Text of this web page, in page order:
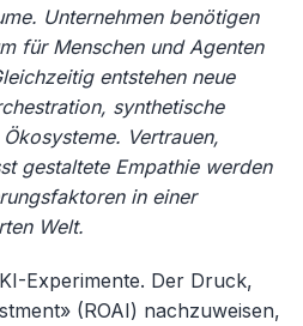
Unternehmen benötigen
für Menschen und Agenten
entstehen neue
synthetische
Vertrauen,
gestaltete Empathie werden
in einer
Welt.
Experimente. Der Druck,
(ROAI) nachzuweisen,